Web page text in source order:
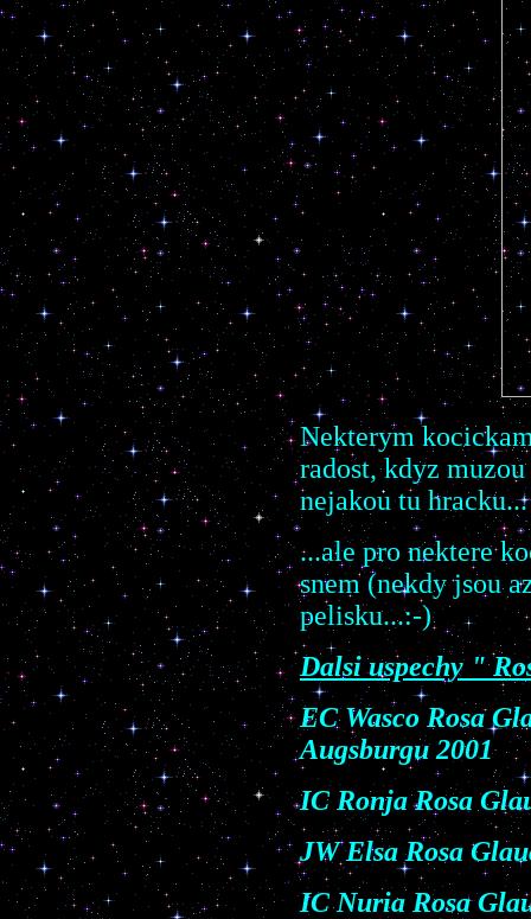
Nekterym
radost, kdyz
nejakou tu hracku...
...ale pro nektere
snem (nekdy jsou
pelisku...:-)
Dalsi uspechy "
EC Wasco Rosa
Augsburgu 2001
IC Ronja Rosa
JW Elsa Rosa
IC Nuria Rosa